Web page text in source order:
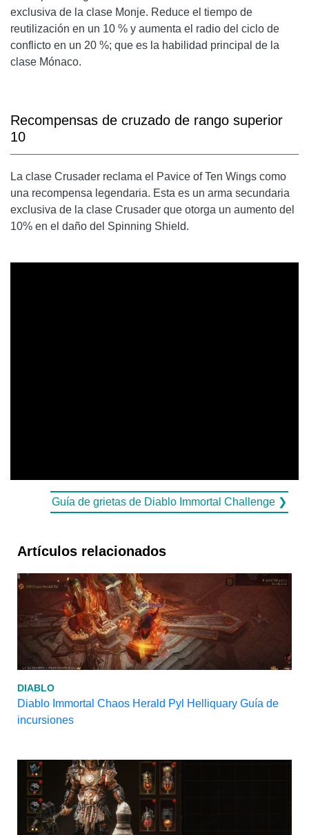
exclusiva de la clase Monje. Reduce el tiempo de
reutilización en un 10 % y aumenta el radio del ciclo de
conflicto en un 20 %; que es la habilidad principal de la
clase Mónaco.
Recompensas de cruzado de rango superior
10
La clase Crusader reclama el Pavice of Ten Wings como
una recompensa legendaria. Esta es un arma secundaria
exclusiva de la clase Crusader que otorga un aumento del
10% en el daño del Spinning Shield.
Guía de grietas de Diablo Immortal Challenge ❯
Artículos relacionados
DIABLO
Diablo Immortal Chaos Herald Pyl Helliquary Guía de
incursiones